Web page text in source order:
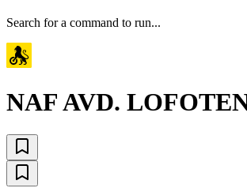
Search for a command to run...
NAF AVD.